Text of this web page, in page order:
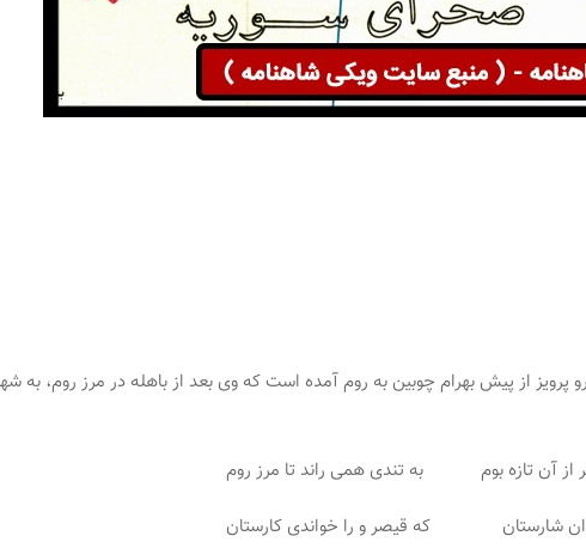
از پیش بهرام چوبین به روم آمده است که وی بعد از باهله در مرز روم، به
از آن تازه بوم به تندی همی راند تا مرز روم
بدان شارستان که قیصر و را خواندی کارستان